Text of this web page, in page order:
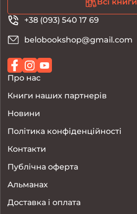
Про нас
Книги наших партнерів
Новини
Політика конфіденційності
Контакти
Публічна оферта
Альманах
Доставка і оплата
+38 (093) 540 17 69
belobookshop@gmail.com